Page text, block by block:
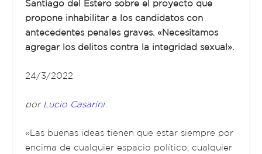
Santiago del Estero sobre el proyecto que
propone inhabilitar a los candidatos con
antecedentes penales graves. «Necesitamos
agregar los delitos contra la integridad sexual».
24/3/2022
por Lucio Casarini
«Las buenas ideas tienen que estar siempre por
encima de cualquier espacio político, cualquier